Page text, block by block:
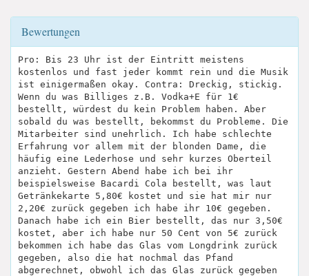
Bewertungen
Pro: Bis 23 Uhr ist der Eintritt meistens
kostenlos und fast jeder kommt rein und die Musik
ist einigermaßen okay. Contra: Dreckig, stickig.
Wenn du was Billiges z.B. Vodka+E für 1€
bestellt, würdest du kein Problem haben. Aber
sobald du was bestellt, bekommst du Probleme. Die
Mitarbeiter sind unehrlich. Ich habe schlechte
Erfahrung vor allem mit der blonden Dame, die
häufig eine Lederhose und sehr kurzes Oberteil
anzieht. Gestern Abend habe ich bei ihr
beispielsweise Bacardi Cola bestellt, was laut
Getränkekarte 5,80€ kostet und sie hat mir nur
2,20€ zurück gegeben ich habe ihr 10€ gegeben.
Danach habe ich ein Bier bestellt, das nur 3,50€
kostet, aber ich habe nur 50 Cent von 5€ zurück
bekommen ich habe das Glas vom Longdrink zurück
gegeben, also die hat nochmal das Pfand
abgerechnet, obwohl ich das Glas zurück gegeben